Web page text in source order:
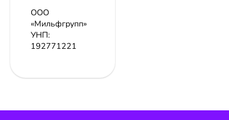
ООО
«Мильфгрупп»
УНП:
192771221